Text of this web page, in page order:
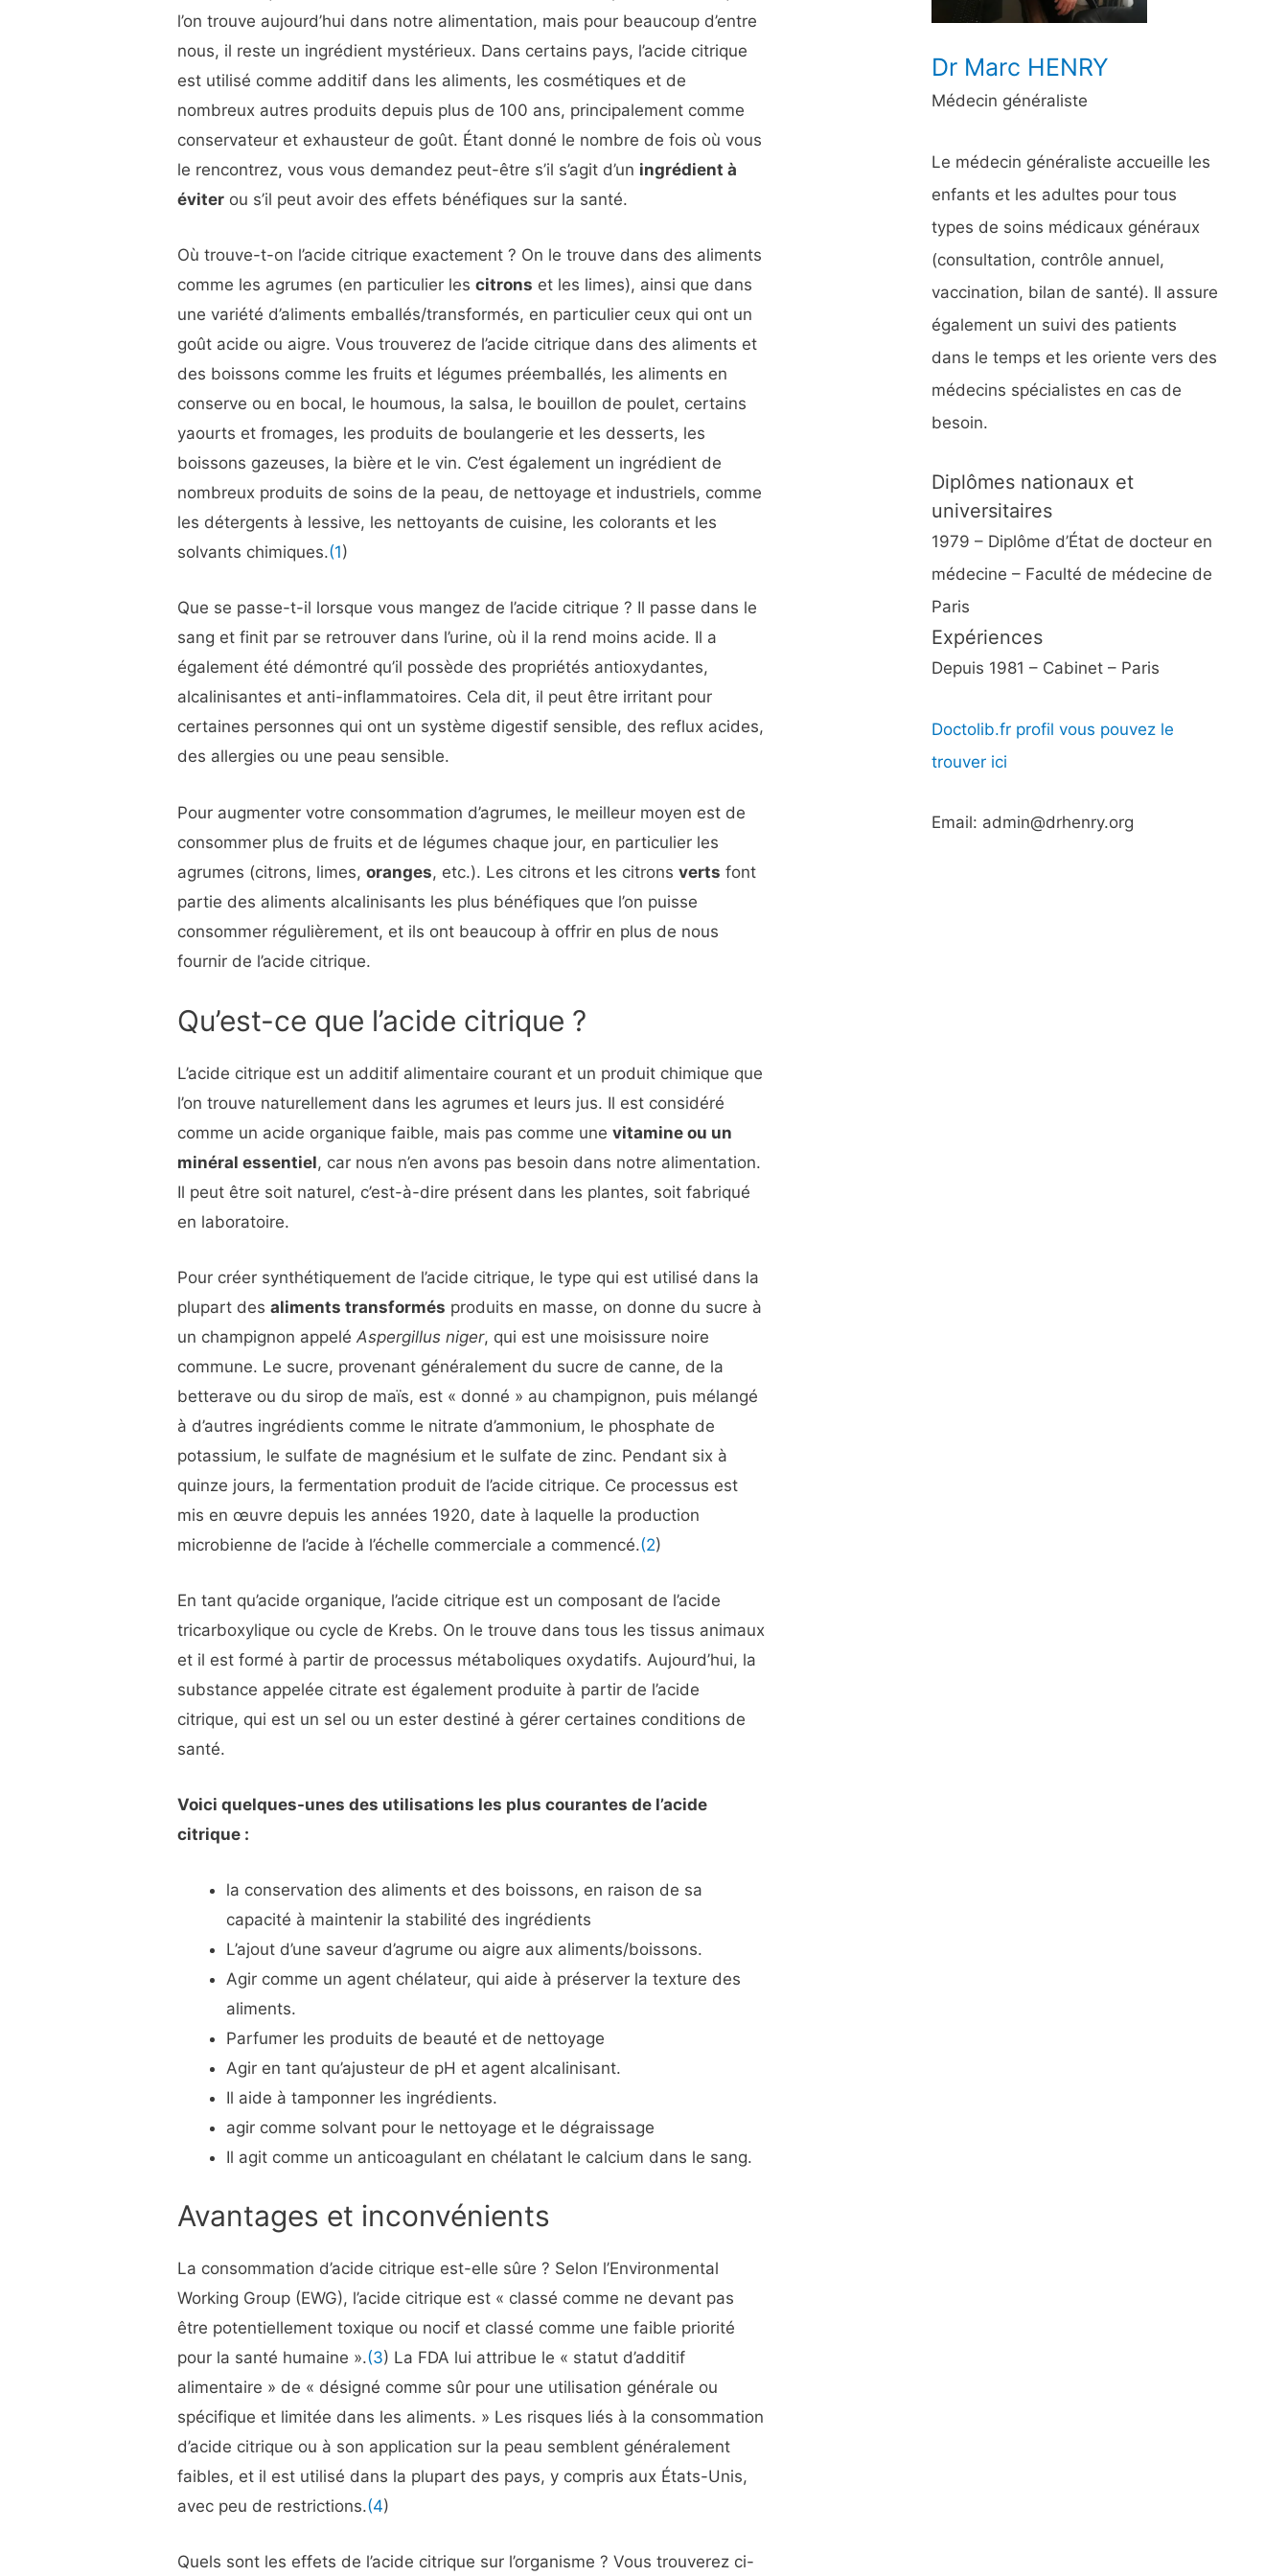
l’on trouve aujourd’hui dans notre alimentation, mais pour beaucoup d’entre
nous, il reste un ingrédient mystérieux. Dans certains pays, l’acide citrique
est utilisé comme additif dans les aliments, les cosmétiques et de
nombreux autres produits depuis plus de 100 ans, principalement comme
conservateur et exhausteur de goût. Étant donné le nombre de fois où vous
le rencontrez, vous vous demandez peut-être s’il s’agit d’un ingrédient à
éviter ou s’il peut avoir des effets bénéfiques sur la santé.
Où trouve-t-on l’acide citrique exactement ? On le trouve dans des aliments
comme les agrumes (en particulier lescitrons et les limes), ainsi que dans
une variété d’aliments emballés/transformés, en particulier ceux qui ont un
goût acide ou aigre. Vous trouverez de l’acide citrique dans des aliments et
des boissons comme les fruits et légumes préemballés, les aliments en
conserve ou en bocal, le houmous, la salsa, le bouillon de poulet, certains
yaourts et fromages, les produits de boulangerie et les desserts, les
boissons gazeuses, la bière et le vin. C’est également un ingrédient de
nombreux produits de soins de la peau, de nettoyage et industriels, comme
les détergents à lessive, les nettoyants de cuisine, les colorants et les
solvants chimiques.(1)
Que se passe-t-il lorsque vous mangez de l’acide citrique ? Il passe dans le
sang et finit par se retrouver dans l’urine, où il la rend moins acide. Il a
également été démontré qu’il possède des propriétés antioxydantes,
alcalinisantes et anti-inflammatoires. Cela dit, il peut être irritant pour
certaines personnes qui ont un système digestif sensible, des reflux acides,
des allergies ou une peau sensible.
Pour augmenter votre consommation d’agrumes, le meilleur moyen est de
consommer plus de fruits et de légumes chaque jour, en particulier les
agrumes (citrons, limes,oranges, etc.). Les citrons et les citronsverts font
partie des aliments alcalinisants les plus bénéfiques que l’on puisse
consommer régulièrement, et ils ont beaucoup à offrir en plus de nous
fournir de l’acide citrique.
Qu’est-ce que l’acide citrique ?
L’acide citrique est un additif alimentaire courant et un produit chimique que
l’on trouve naturellement dans les agrumes et leurs jus. Il est considéré
comme un acide organique faible, mais pas comme unevitamine ou un
minéral essentiel, car nous n’en avons pas besoin dans notre alimentation.
Il peut être soit naturel, c’est-à-dire présent dans les plantes, soit fabriqué
en laboratoire.
Pour créer synthétiquement de l’acide citrique, le type qui est utilisé dans la
plupart desaliments transformés produits en masse, on donne du sucre à
un champignon appeléAspergillus niger, qui est une moisissure noire
commune. Le sucre, provenant généralement du sucre de canne, de la
betterave ou du sirop de maïs, est « donné » au champignon, puis mélangé
à d’autres ingrédients comme le nitrate d’ammonium, le phosphate de
potassium, le sulfate de magnésium et le sulfate de zinc. Pendant six à
quinze jours, la fermentation produit de l’acide citrique. Ce processus est
mis en œuvre depuis les années 1920, date à laquelle la production
microbienne de l’acide à l’échelle commerciale a commencé.(2)
En tant qu’acide organique, l’acide citrique est un composant de l’acide
tricarboxylique ou cycle de Krebs. On le trouve dans tous les tissus animaux
et il est formé à partir de processus métaboliques oxydatifs. Aujourd’hui, la
substance appelée citrate est également produite à partir de l’acide
citrique, qui est un sel ou un ester destiné à gérer certaines conditions de
santé.
Voici quelques-unes des utilisations les plus courantes de l’acide
citrique :
la conservation des aliments et des boissons, en raison de sa
capacité à maintenir la stabilité des ingrédients
L’ajout d’une saveur d’agrume ou aigre aux aliments/boissons.
Agir comme un agent chélateur, qui aide à préserver la texture des
aliments.
Parfumer les produits de beauté et de nettoyage
Agir en tant qu’ajusteur de pH et agent alcalinisant.
Il aide à tamponner les ingrédients.
agir comme solvant pour le nettoyage et le dégraissage
Il agit comme un anticoagulant en chélatant le calcium dans le sang.
Avantages et inconvénients
La consommation d’acide citrique est-elle sûre ? Selon l’Environmental
Working Group (EWG), l’acide citrique est « classé comme ne devant pas
être potentiellement toxique ou nocif et classé comme une faible priorité
pour la santé humaine ».(3) La FDA lui attribue le « statut d’additif
alimentaire » de « désigné comme sûr pour une utilisation générale ou
spécifique et limitée dans les aliments. » Les risques liés à la consommation
d’acide citrique ou à son application sur la peau semblent généralement
faibles, et il est utilisé dans la plupart des pays, y compris aux États-Unis,
avec peu de restrictions.(4)
Quels sont les effets de l’acide citrique sur l’organisme ? Vous trouverez ci-
Dr Marc HENRY
Médecin généraliste
Le médecin généraliste accueille les
enfants et les adultes pour tous
types de soins médicaux généraux
(consultation, contrôle annuel,
vaccination, bilan de santé). Il assure
également un suivi des patients
dans le temps et les oriente vers des
médecins spécialistes en cas de
besoin.
Diplômes nationaux et
universitaires
1979 – Diplôme d’État de docteur en
médecine – Faculté de médecine de
Paris
Expériences
Depuis 1981 – Cabinet – Paris
Doctolib.fr profil vous pouvez le
trouver ici
Email: admin@drhenry.org